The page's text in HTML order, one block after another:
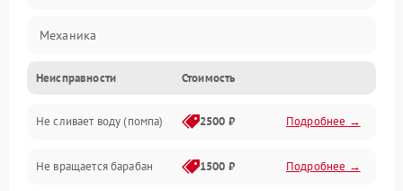
Механика
Электропитание
Водоснабжение
Слив
Неисправности Стоимость
Не сливает воду (помпа) 2500 ₽ Подробнее →
Не вращается барабан 1500 ₽ Подробнее →